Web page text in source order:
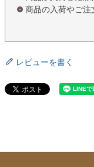
商品の入荷やご注
レビューを書く